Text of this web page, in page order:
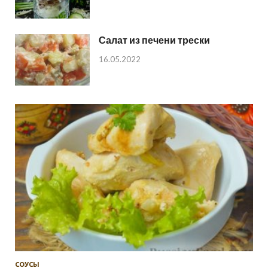
Салат из печени трески
16.05.2022
СОУСЫ